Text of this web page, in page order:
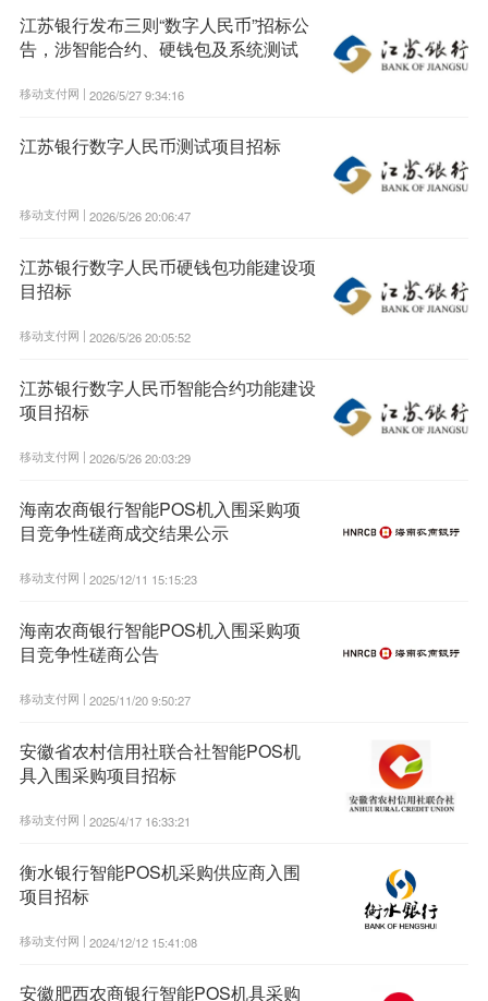
江苏银行发布三则“数字人民币”招标公
告，涉智能合约、硬钱包及系统测试
移动支付网 | 2026/5/27 9:34:16
江苏银行数字人民币测试项目招标
移动支付网 | 2026/5/26 20:06:47
江苏银行数字人民币硬钱包功能建设项
目招标
移动支付网 | 2026/5/26 20:05:52
江苏银行数字人民币智能合约功能建设
项目招标
移动支付网 | 2026/5/26 20:03:29
海南农商银行智能POS机入围采购项
目竞争性磋商成交结果公示
移动支付网 | 2025/12/11 15:15:23
海南农商银行智能POS机入围采购项
目竞争性磋商公告
移动支付网 | 2025/11/20 9:50:27
安徽省农村信用社联合社智能POS机
具入围采购项目招标
移动支付网 | 2025/4/17 16:33:21
衡水银行智能POS机采购供应商入围
项目招标
移动支付网 | 2024/12/12 15:41:08
安徽肥西农商银行智能POS机具采购